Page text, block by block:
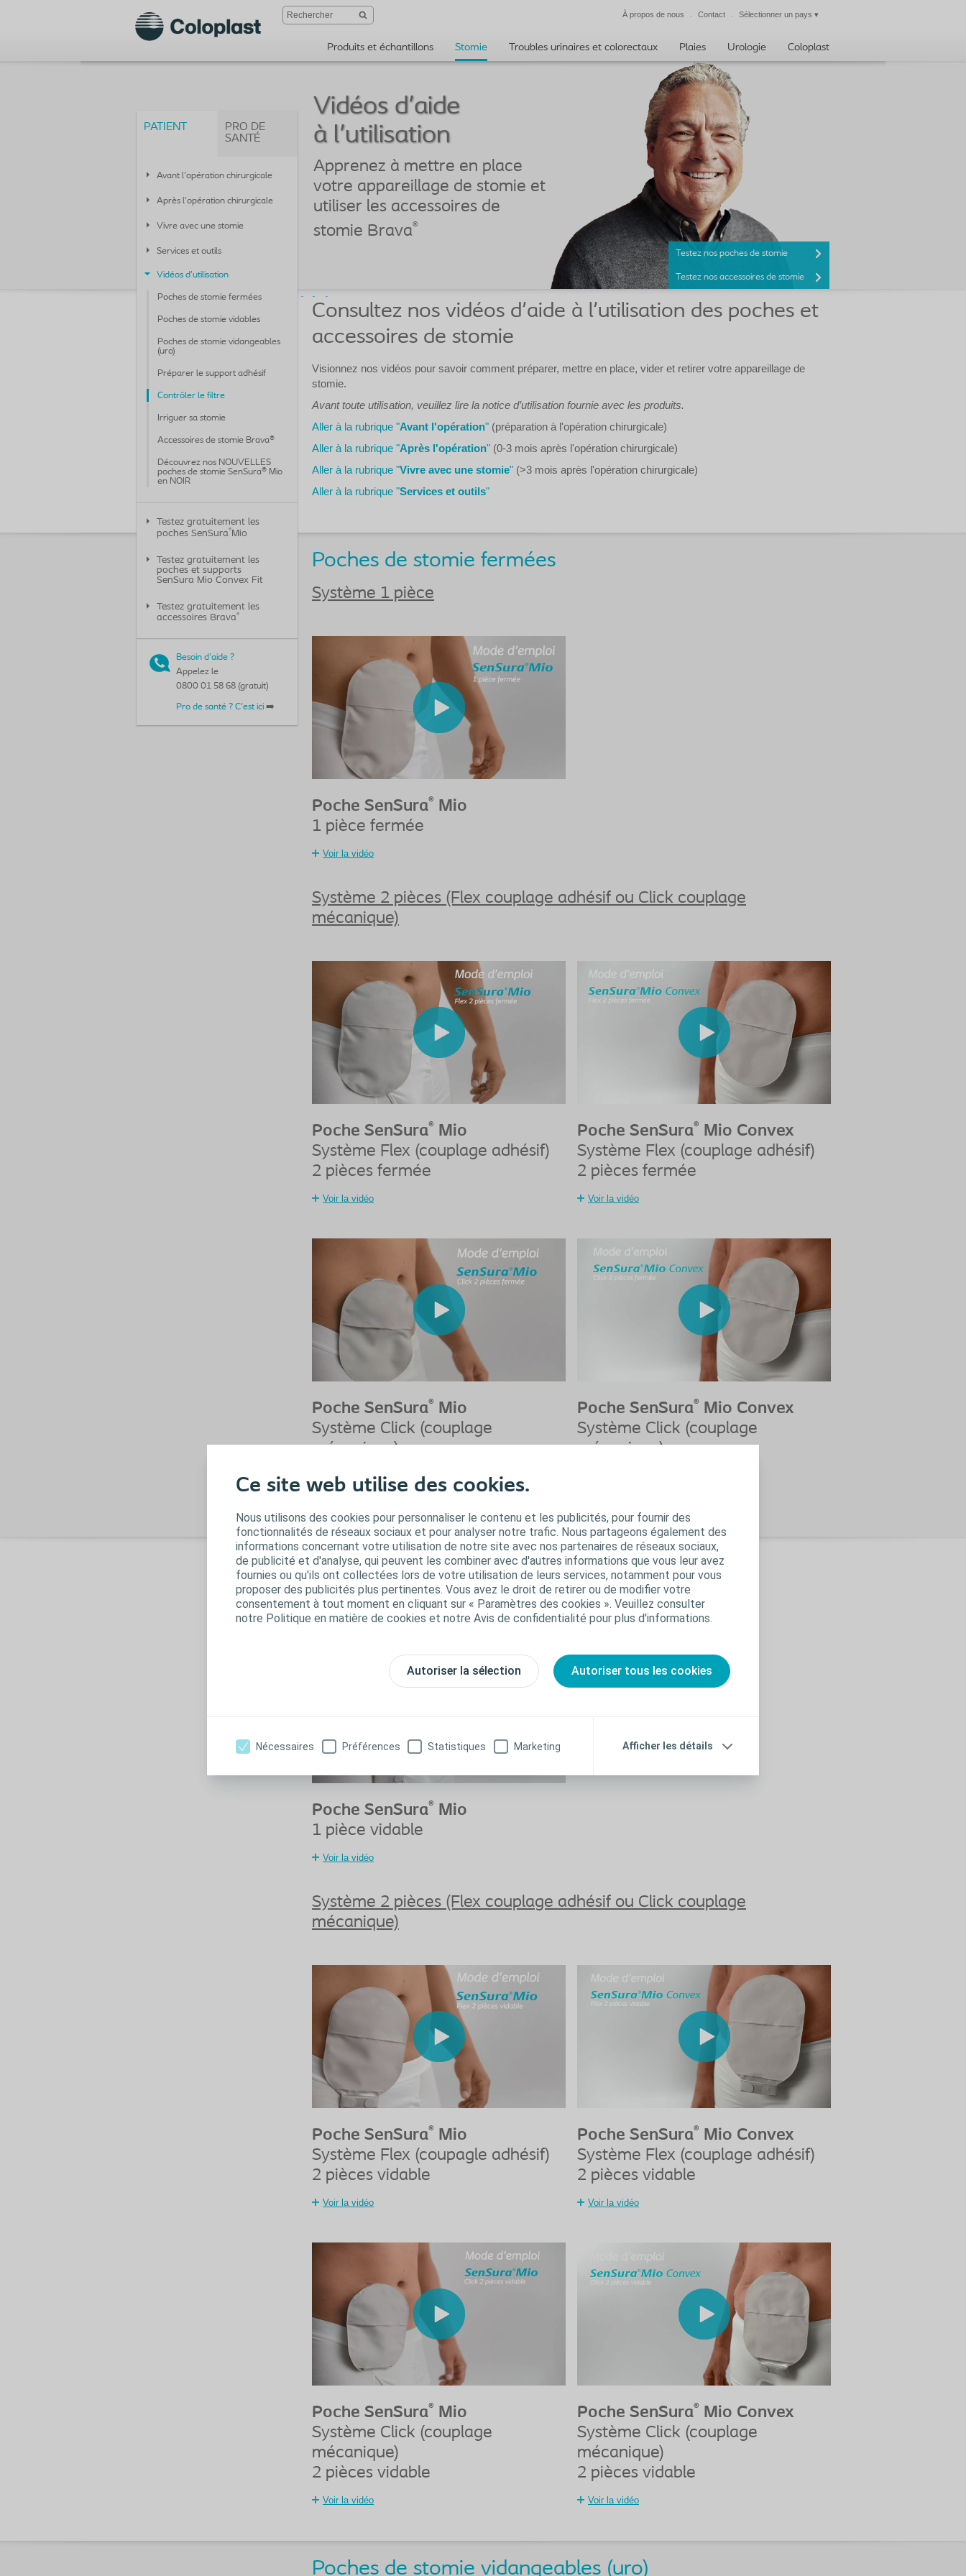
Ce site web utilise des cookies.
Nous utilisons des cookies pour personnaliser le contenu et les publicités, pour fournir des
fonctionnalités de réseaux sociaux et pour analyser notre trafic. Nous partageons également des
informations concernant votre utilisation de notre site avec nos partenaires de réseaux sociaux,
de publicité et d'analyse, qui peuvent les combiner avec d'autres informations que vous leur avez
fournies ou qu'ils ont collectées lors de votre utilisation de leurs services, notamment pour vous
proposer des publicités plus pertinentes. Vous avez le droit de retirer ou de modifier votre
consentement à tout moment en cliquant sur « Paramètres des cookies ». Veuillez consulter
notre Politique en matière de cookies et notre Avis de confidentialité pour plus d'informations.
Autoriser la sélection Autoriser tous les cookies
Nécessaires Préférences Statistiques Marketing Afficher les détails
Fermer
À propos de nous Contact Sélectionner un pays ▾
Produits et échantillons Stomie Troubles urinaires et colorectaux Plaies Urologie Coloplast
PATIENT
Avant l'opération chirurgicale
Après l’opération chirurgicale
Vivre avec une stomie
Services et outils
Vidéos d’utilisation
Poches de stomie fermées
Poches de stomie vidables
Poches de stomie vidangeables
(uro)
Préparer le support adhésif
Contrôler le filtre
Irriguer sa stomie
Accessoires de stomie Brava®
Découvrez nos NOUVELLES
poches de stomie SenSura® Mio
en NOIR
PRO DE
SANTÉ
Testez gratuitement les
poches SenSura®Mio
Testez gratuitement les
poches et supports
SenSura Mio Convex Fit
Testez gratuitement les
accessoires Brava®
Besoin d'aide ?
Appelez le
0800 01 58 68 (gratuit)
Pro de santé ? C'est ici ➡️
Vidéos d'aide
Apprenez à mettre en place
votre appareillage de stomie et
utiliser les accessoires de
stomie Brava®
Testez nos poches de stomie
Testez nos accessoires de stomie
Consultez nos vidéos d'aide à l'utilisation des poches et
accessoires de stomie
Visionnez nos vidéos pour savoir comment préparer, mettre en place, vider et retirer votre appareillage de
stomie.
Avant toute utilisation, veuillez lire la notice d’utilisation fournie avec les produits.
Aller à la rubrique "Avant l'opération" (préparation à l'opération chirurgicale)
Aller à la rubrique "Après l'opération" (0-3 mois après l'opération chirurgicale)
Aller à la rubrique "Vivre avec une stomie" (>3 mois après l'opération chirurgicale)
Aller à la rubrique "Services et outils"
Poches de stomie fermées
Système 1 pièce
Poche SenSura®
Mio
1 pièce fermée
Voir la vidéo
Système 2 pièces (Flex couplage adhésif ou Click couplage
mécanique)
Poche SenSura®
Mio
Système Flex (couplage adhésif)
2 pièces fermée
Voir la vidéo
Poche SenSura®
Mio Convex
Système Flex (couplage adhésif)
2 pièces fermée
Voir la vidéo
Poche SenSura®
Mio
Système Click (couplage
mécanique)
Poche SenSura®
Mio Convex
Système Click (couplage
mécanique)
Poches de stomie vidables
Système 1 pièce
Poche SenSura®
Mio
1 pièce vidable
Voir la vidéo
Système 2 pièces (Flex couplage adhésif ou Click couplage
mécanique)
Poche SenSura®
Mio
Système Flex (coupagle adhésif)
2 pièces vidable
Voir la vidéo
Poche SenSura®
Mio Convex
Système Flex (couplage adhésif)
2 pièces vidable
Voir la vidéo
Poche SenSura®
Mio
Système Click (couplage
mécanique)
2 pièces vidable
Voir la vidéo
Poche SenSura®
Mio Convex
Système Click (couplage
mécanique)
2 pièces vidable
Voir la vidéo
Poches de stomie vidangeables (uro)